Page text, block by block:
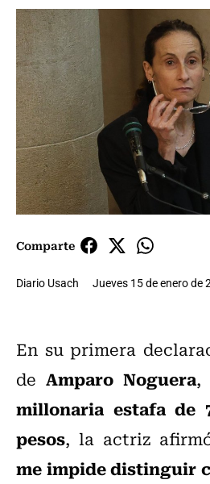
Comparte
Diario Usach Jueves 15 de enero de
En su primera
de Amparo Noguera,
millonaria estafa de
pesos, la actriz
me impide distinguir